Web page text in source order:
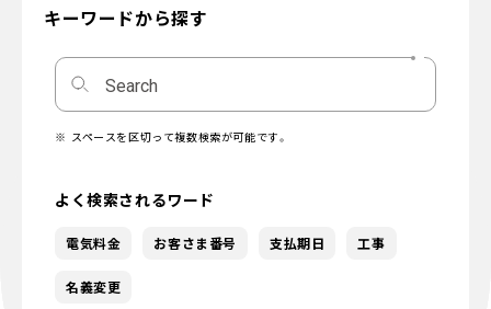
キーワードから探す
スペースを区切って複数検索が可能です。
よく検索されるワード
電気料金 お客さま番号 支払期日 工事
名義変更